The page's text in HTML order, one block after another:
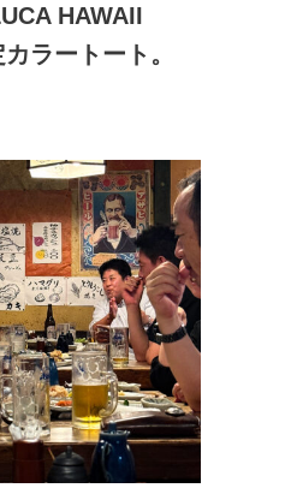
HAWAII
ラートート。